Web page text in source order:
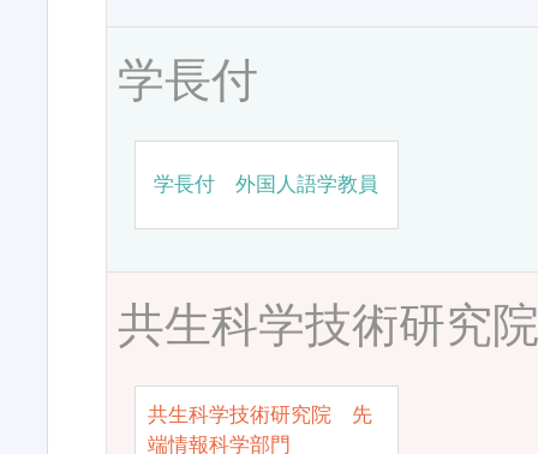
学長付
学長付 外国人語学教員
共生科学技術研究
共生科学技術研究院 先
端情報科学部門